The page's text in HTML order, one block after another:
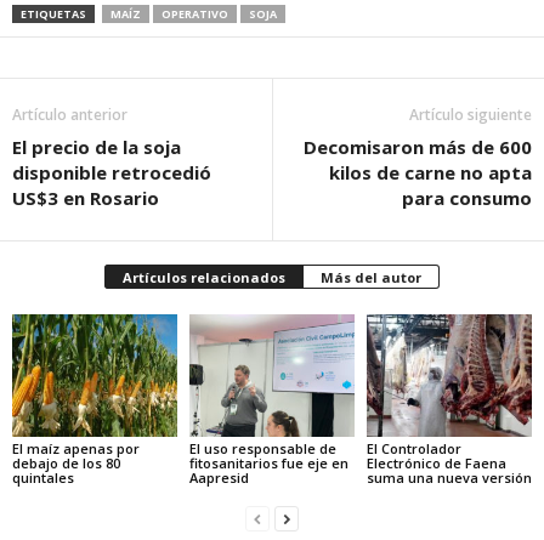
ETIQUETAS MAÍZ OPERATIVO SOJA
Artículo anterior
El precio de la soja
disponible retrocedió
US$3 en Rosario
Artículo siguiente
Decomisaron más de 600
kilos de carne no apta
para consumo
Artículos relacionados Más del autor
El maíz apenas por
debajo de los 80
quintales
El uso responsable de
fitosanitarios fue eje en
Aapresid
El Controlador
Electrónico de Faena
suma una nueva versión